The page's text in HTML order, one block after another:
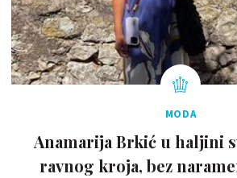
MODA
Anamarija Brkić u haljini
ravnog kroja, bez